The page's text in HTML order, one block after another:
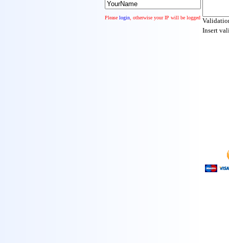
Please login , otherwise your IP will be logged
Insert